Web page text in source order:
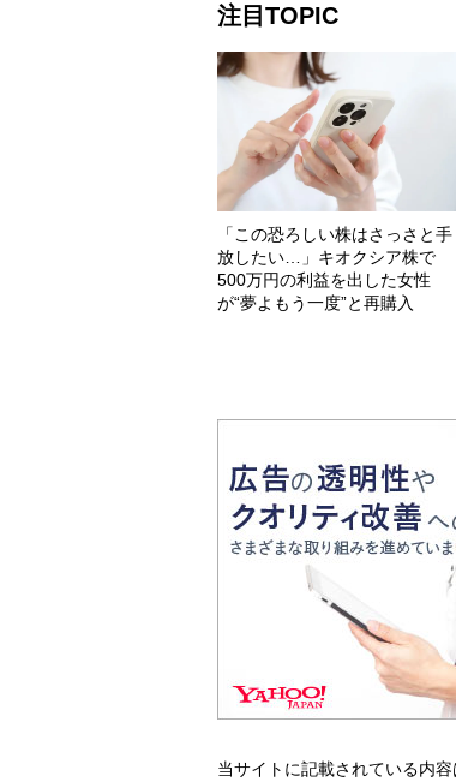
注目TOPIC
「この恐ろしい株はさっさと手
放したい…」キオクシア株で
500万円の利益を出した女性
が“夢よもう一度”と再購入
当サイトに記載されている内